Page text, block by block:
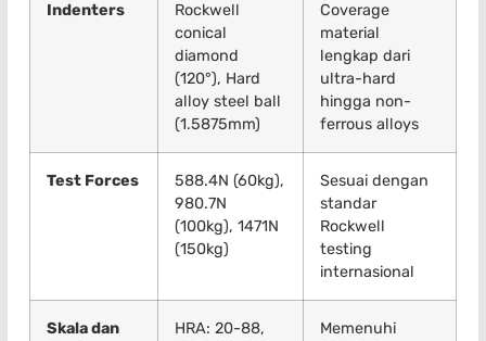
Indenters
Rockwell
conical
diamond
(120°), Hard
alloy steel ball
(1.5875mm)
Coverage
material
lengkap dari
ultra-hard
hingga non-
ferrous alloys
Test Forces
588.4N (60kg),
980.7N
(100kg), 1471N
(150kg)
Sesuai dengan
standar
Rockwell
testing
internasional
Skala dan
HRA: 20-88,
Memenuhi